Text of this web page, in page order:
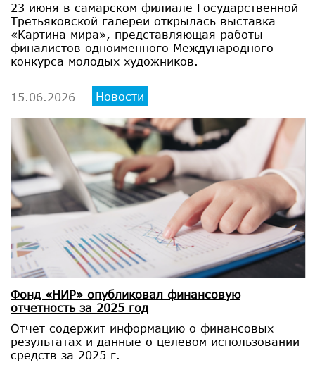
23 июня в самарском филиале Государственной
Третьяковской галереи открылась выставка
«Картина мира», представляющая работы
финалистов одноименного Международного
конкурса молодых художников.
15.06.2026 Новости
Фонд «НИР» опубликовал финансовую
отчетность за 2025 год
Отчет содержит информацию о финансовых
результатах и данные о целевом использовании
средств за 2025 г.